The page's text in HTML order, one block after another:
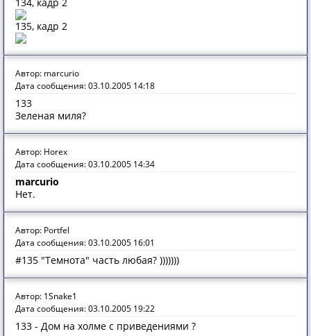
135, кадр 2
Автор: marcurio
Дата сообщения: 03.10.2005 14:18
133
Зеленая миля?
Автор: Horex
Дата сообщения: 03.10.2005 14:34
marcurio
Нет.
Автор: Portfel
Дата сообщения: 03.10.2005 16:01
#135 "Темнота" часть любая? )))))))
Автор: 1Snake1
Дата сообщения: 03.10.2005 19:22
133 - Дом на холме с приведениями ?